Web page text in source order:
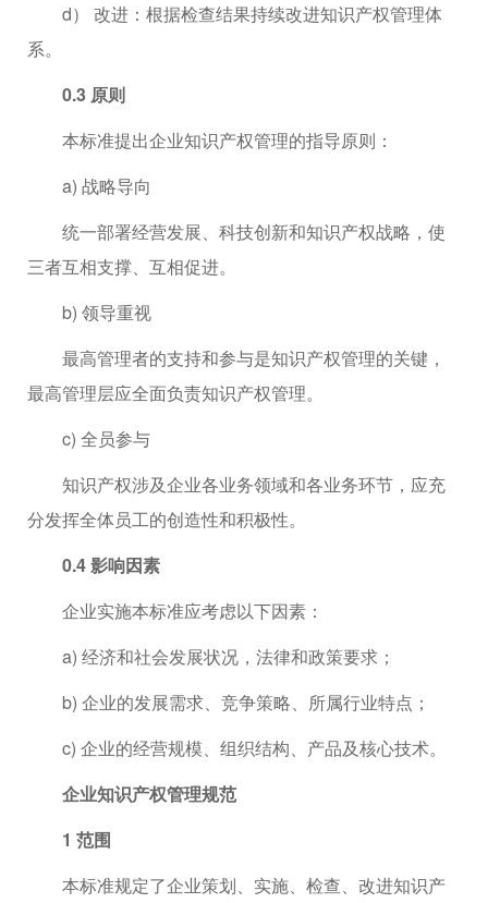
d） 改进：根据检查结果持续改进知识产权管理体
系。
0.3 原则
本标准提出企业知识产权管理的指导原则：
a) 战略导向
统一部署经营发展、科技创新和知识产权战略，使
三者互相支撑、互相促进。
b) 领导重视
最高管理者的支持和参与是知识产权管理的关键，
最高管理层应全面负责知识产权管理。
c) 全员参与
知识产权涉及企业各业务领域和各业务环节，应充
分发挥全体员工的创造性和积极性。
0.4 影响因素
企业实施本标准应考虑以下因素：
a) 经济和社会发展状况，法律和政策要求；
b) 企业的发展需求、竞争策略、所属行业特点；
c) 企业的经营规模、组织结构、产品及核心技术。
企业知识产权管理规范
1 范围
本标准规定了企业策划、实施、检查、改进知识产